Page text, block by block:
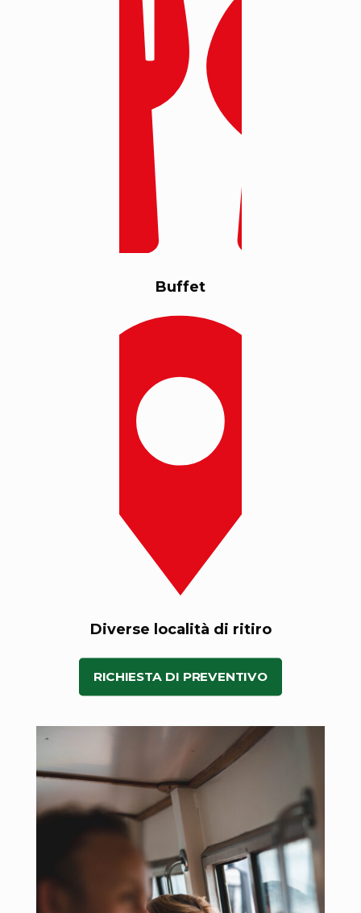
Buffet
Diverse località di ritiro
RICHIESTA DI PREVENTIVO